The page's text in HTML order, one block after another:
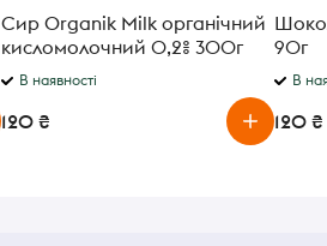
Сир Organik Milk органічний
кисломолочний 0,2% 300г
В наявності
120 ₴
90г
В
120 ₴